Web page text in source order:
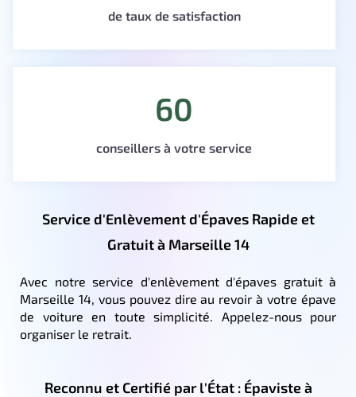
de taux de satisfaction
60
conseillers à votre service
Service d'Enlèvement d'Épaves Rapide et
Gratuit à Marseille 14
Avec notre service d'enlèvement d'épaves gratuit à
Marseille 14, vous pouvez dire au revoir à votre épave
de voiture en toute simplicité. Appelez-nous pour
organiser le retrait.
Reconnu et Certifié par l'État : Épaviste à